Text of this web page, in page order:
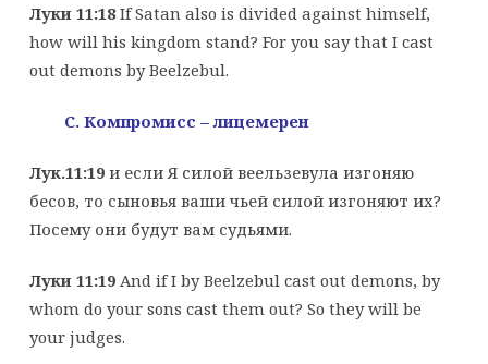
Луки 11:18If Satan also is divided against himself,
how will his kingdom stand? For you say that I cast
out demons by Beelzebul.
C. Компромисс – лицемерен
Лук.11:19 и если Я силой веельзевула изгоняю
бесов, то сыновья ваши чьей силой изгоняют их?
Посему они будут вам судьями.
Луки 11:19And if I by Beelzebul cast out demons, by
whom do your sons cast them out? So they will be
your judges.